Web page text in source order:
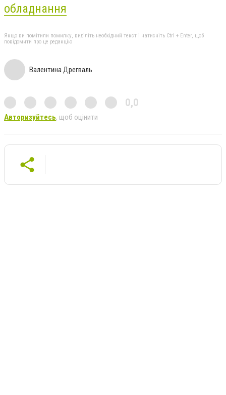
обладнання
Якщо ви помітили помилку, виділіть необхідний текст і натисніть Ctrl + Enter, щоб
повідомити про це редакцію
Валентина Дрегваль
0,0
Авторизуйтесь, щоб оцінити